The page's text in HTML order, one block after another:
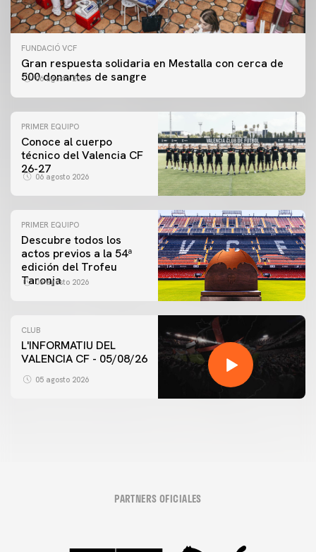
FUNDACIÓ VCF
Gran respuesta solidaria en Mestalla con cerca de
500 donantes de sangre
06 agosto 2026
PRIMER EQUIPO
Conoce al cuerpo
técnico del Valencia CF
26-27
06 agosto 2026
PRIMER EQUIPO
Descubre todos los
actos previos a la 54ª
edición del Trofeu
Taronja
06 agosto 2026
CLUB
L'INFORMATIU DEL
VALENCIA CF - 05/08/26
05 agosto 2026
PARTNERS OFICIALES